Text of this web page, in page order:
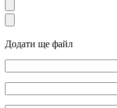
Додати ще файл